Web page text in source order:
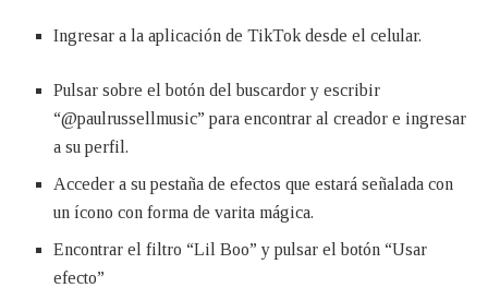
Ingresar a la aplicación de TikTok desde el celular.
Pulsar sobre el botón del buscardor y escribir
“@paulrussellmusic” para encontrar al creador e ingresar
a su perfil.
Acceder a su pestaña de efectos que estará señalada con
un ícono con forma de varita mágica.
Encontrar el filtro “Lil Boo” y pulsar el botón “Usar
efecto”